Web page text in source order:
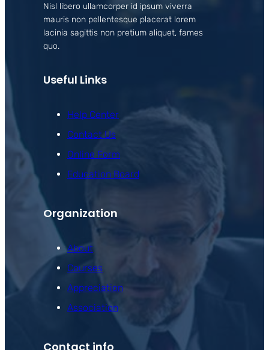
Nisl libero ullamcorper id ipsum viverra
mauris non pellentesque placerat lorem
lacinia sagittis non pretium aliquet, fames
quo.
Useful Links
Help Center
Contact Us
Online Form
Education Board
Organization
About
Courses
Appreciation
Association
Contact info